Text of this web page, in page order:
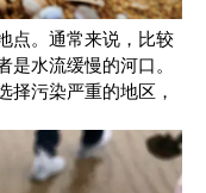
点。通常来说，比较
水流缓慢的河口。
择污染严重的地区，